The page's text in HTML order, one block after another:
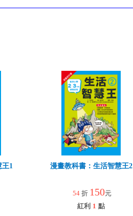
王1 漫畫教科書：生活智慧王2
54 折 150元
紅利 1 點